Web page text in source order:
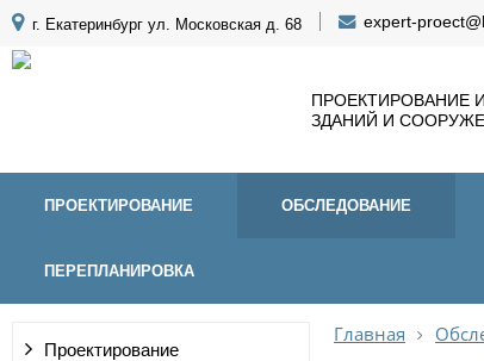
г. Екатеринбург ул. Московская д. 68 expert-
ПРОЕКТИРОВАНИЕ
ЗДАНИЙ И
ПРОЕКТИРОВАНИЕ ОБСЛЕДОВАНИЕ
ПЕРЕПЛАНИРОВКА
Проектирование
Главная